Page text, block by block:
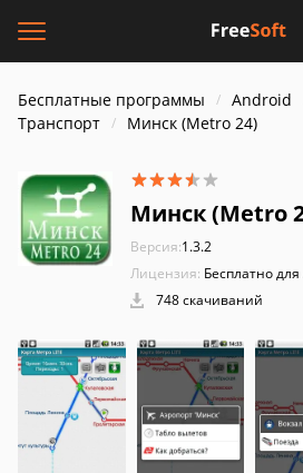
Бесплатные программы Android
Транспорт
Минск (Metro 24)
Минск (Metro
Версия:1.3.2
Лицензия: Бесплатно
748 скачиваний